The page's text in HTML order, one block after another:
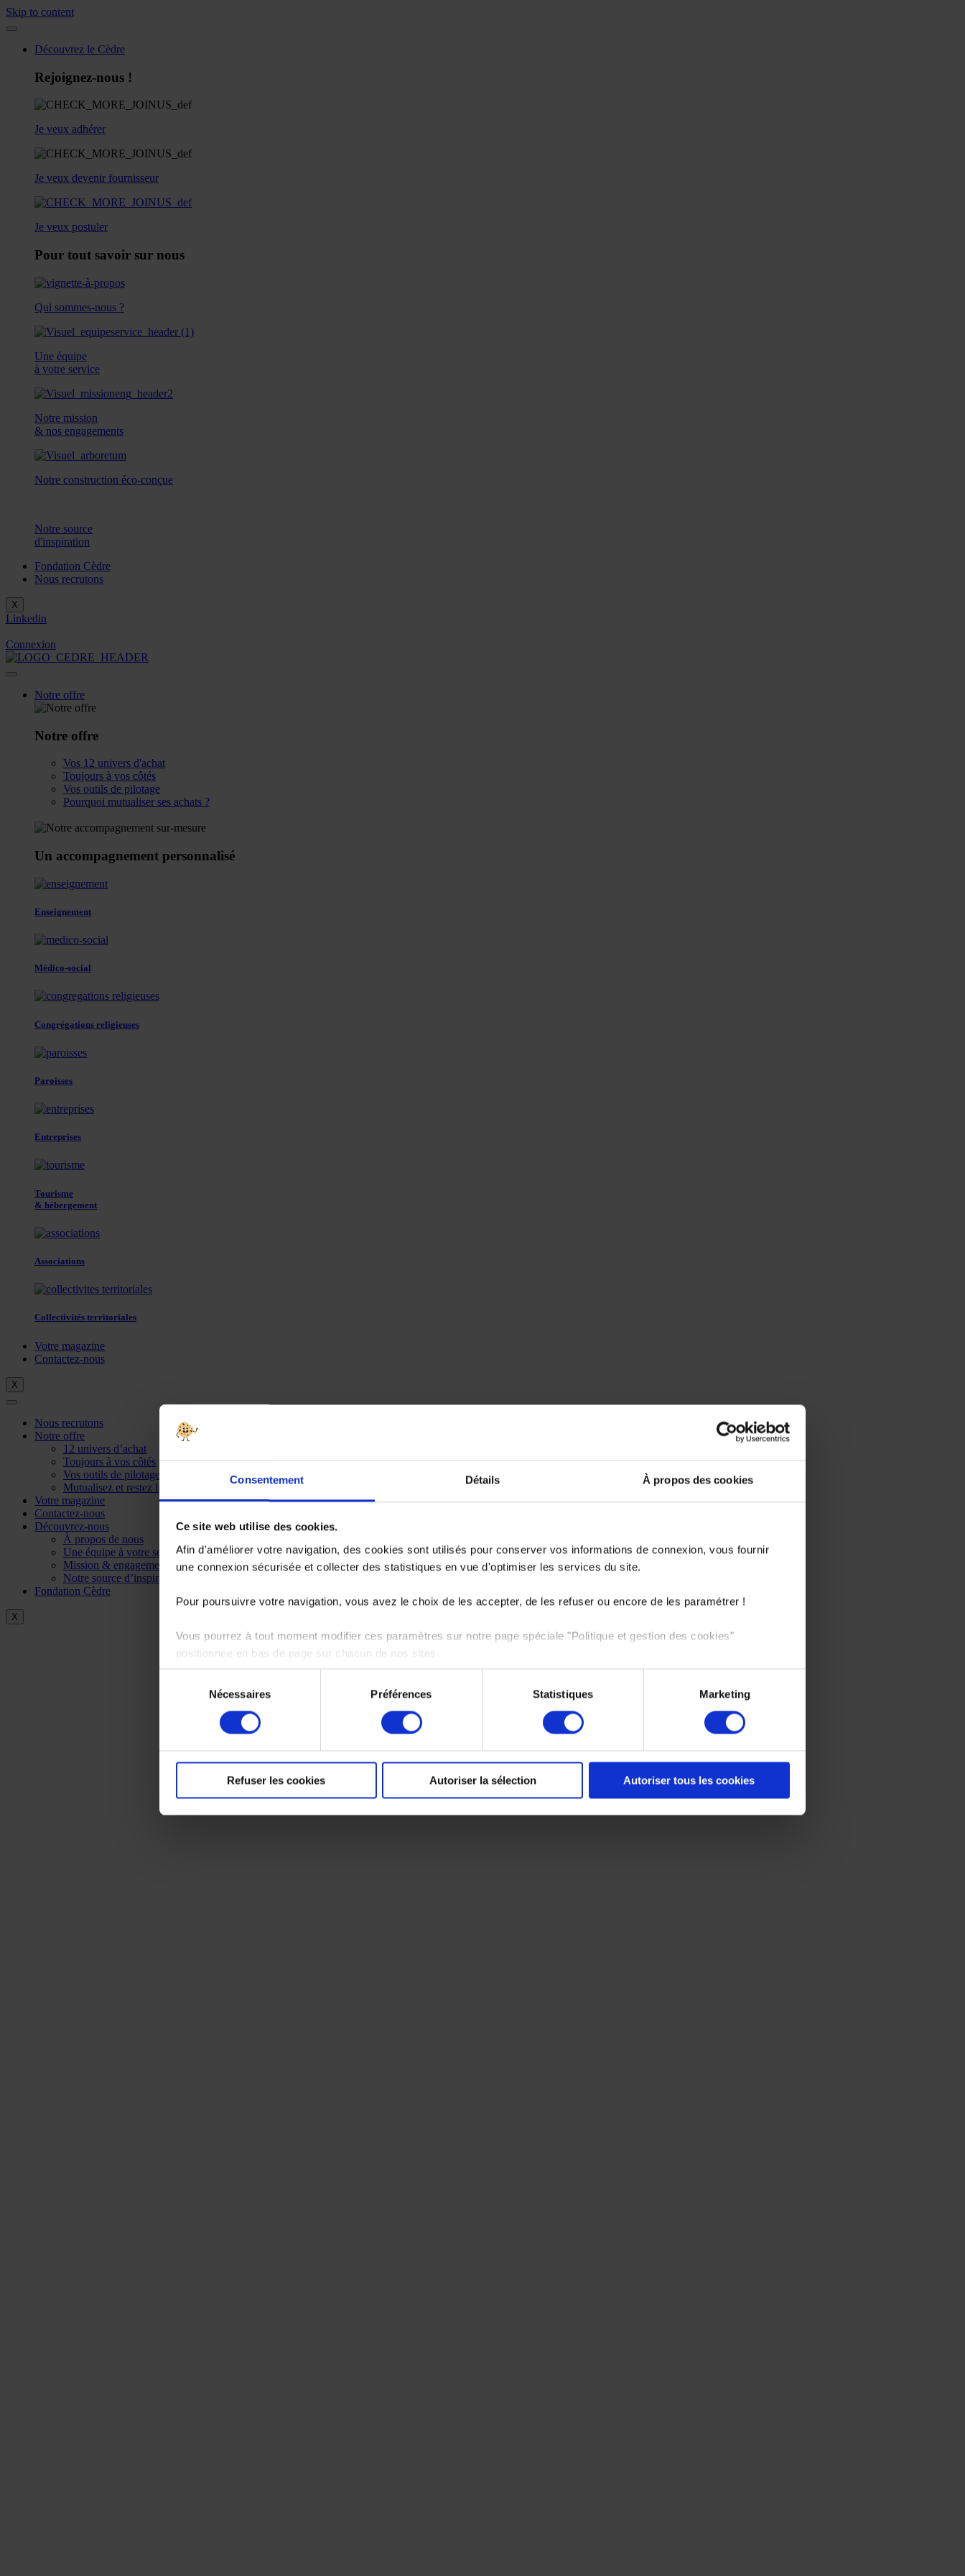
Consentement Détails À propos des cookies
Ce site web utilise des cookies.
Afin d'améliorer votre navigation, des cookies sont utilisés pour conserver vos informations de connexion, vous fournir
une connexion sécurisée et collecter des statistiques en vue d'optimiser les services du site.
Pour poursuivre votre navigation, vous avez le choix de les accepter, de les refuser ou encore de les paramétrer !
Vous pourrez à tout moment modifier ces paramètres sur notre page spéciale "Politique et gestion des cookies"
positionnée en bas de page sur chacun de nos sites.
Pour en savoir plus sur notre politique de protection des données personnelles,
consentement
Nécessaires Préférences Statistiques Marketing
Refuser les cookies Autoriser la sélection Autoriser tous les cookies
Skip to content
Découvrez le Cèdre
Rejoignez-nous !
Je veux adhérer
Je veux devenir fournisseur
Je veux postuler
Pour tout savoir sur nous
Qui sommes-nous ?
Une équipe
à votre service
Notre mission
& nos engagements
Notre construction éco-conçue
Notre source
d'inspiration
Fondation Cèdre
Nous recrutons
X
Linkedin
Connexion
Notre offre
Notre offre
Vos 12 univers d'achat
Toujours à vos côtés
Vos outils de pilotage
Pourquoi mutualiser ses achats ?
Un accompagnement personnalisé
Enseignement
Médico-social
Congrégations religieuses
Paroisses
Entreprises
Tourisme
& hébergement
Associations
Collectivités territoriales
Votre magazine
Contactez-nous
X
Nous recrutons
Notre offre
12 univers d’achat
Toujours à vos côtés
Vos outils de pilotage
Mutualisez et restez libre
Votre magazine
Contactez-nous
Découvrez-nous
À propos de nous
Une équipe à votre service
Mission & engagements
Notre source d’inspiration
Fondation Cèdre
X